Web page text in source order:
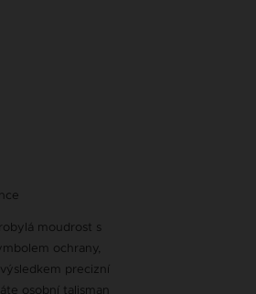
moudrost s
ochrany,
precizní
osobní talisman